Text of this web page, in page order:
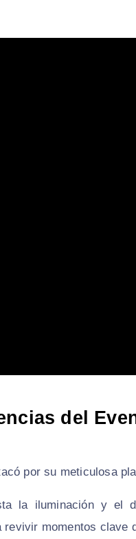
del
por su meticulosa
la iluminación y el
momentos clave